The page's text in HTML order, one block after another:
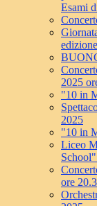
Esami
edizione
2025
"10 in
2025
"10 in
Liceo
ore